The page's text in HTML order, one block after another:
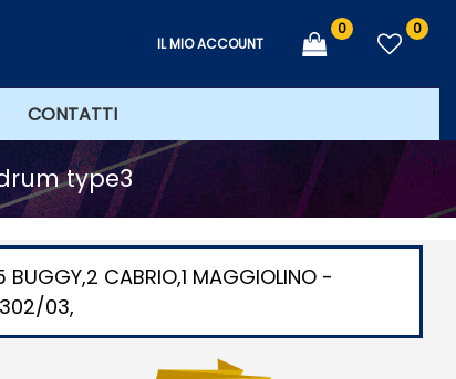
IL MIO ACCOUNT
0 0
CONTATTI
type3
BUGGY,2 CABRIO,1 MAGGIOLINO -
03,